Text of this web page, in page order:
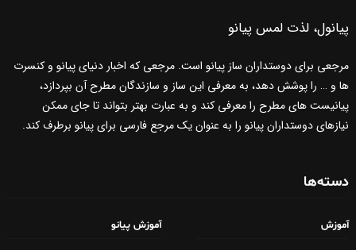
پیانول، لذت لمس پیانو
مرجعی برای دوستداران ساز پیانو است. مرجعی که اخبار دنیای پیانو و کنسرت
ها و … را پوشش دهد، به معرفی این ساز و سازندگان مطرح آن بپردازد،
پیانیست های مطرح را معرفی کند و به عبارت بهتر بتواند تا جای ممکن
نیازهای دوستداران پیانو را به عنوان یک مرجع فارسی برای پیانو برطرف کند.
دسته‌ها
آموزش آموزش پیانو